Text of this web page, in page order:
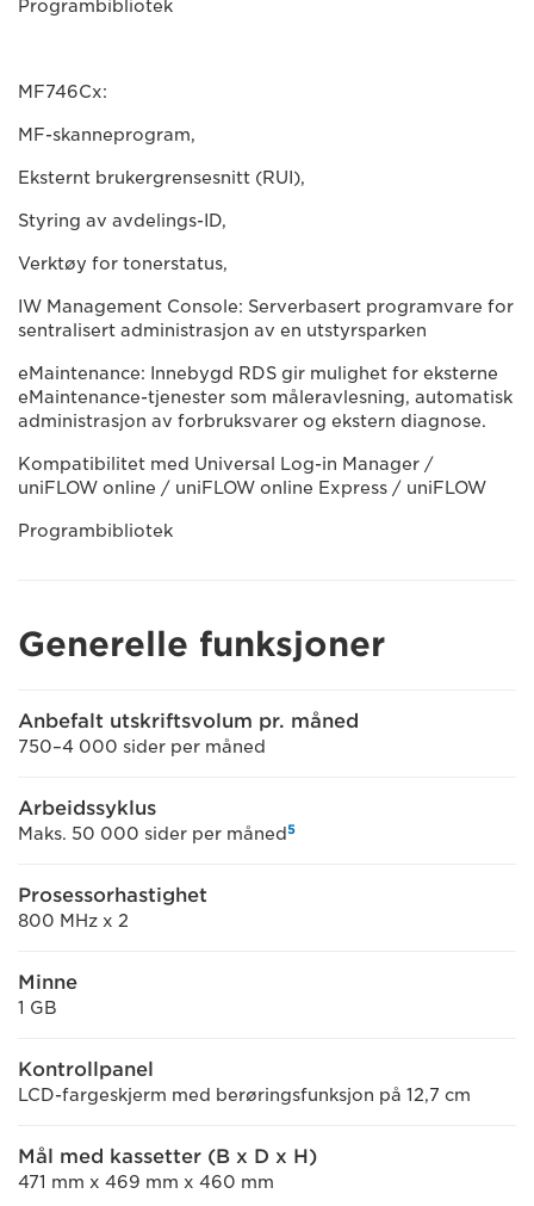
Programbibliotek
MF746Cx:
MF-skanneprogram,
Eksternt brukergrensesnitt (RUI),
Styring av avdelings-ID,
Verktøy for tonerstatus,
IW Management Console: Serverbasert programvare for
sentralisert administrasjon av en utstyrsparken
eMaintenance: Innebygd RDS gir mulighet for eksterne
eMaintenance-tjenester som måleravlesning, automatisk
administrasjon av forbruksvarer og ekstern diagnose.
Kompatibilitet med Universal Log-in Manager /
uniFLOW online / uniFLOW online Express / uniFLOW
Programbibliotek
Generelle funksjoner
Anbefalt utskriftsvolum pr. måned
750–4 000 sider per måned
Arbeidssyklus
Maks. 50 000 sider per måned5
Prosessorhastighet
800 MHz x 2
Minne
1 GB
Kontrollpanel
LCD-fargeskjerm med berøringsfunksjon på 12,7 cm
Mål med kassetter (B x D x H)
471 mm x 469 mm x 460 mm